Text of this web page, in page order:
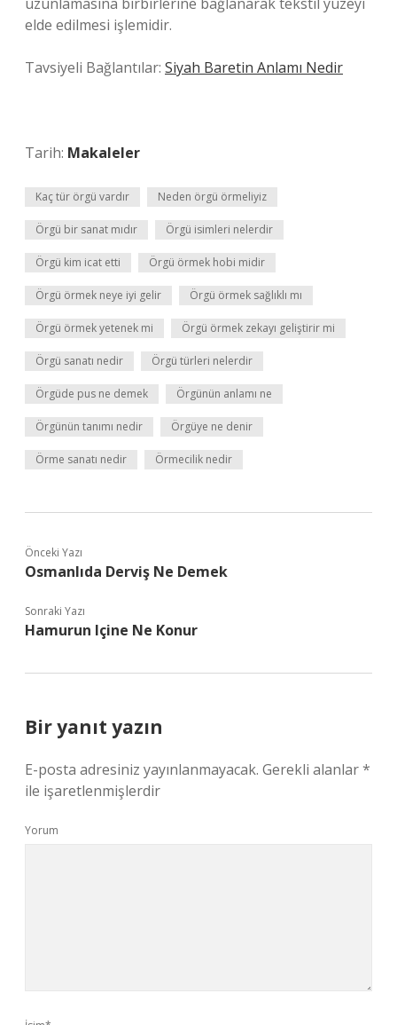
elde edilmesi işlemidir.
Tavsiyeli Bağlantılar: Siyah Baretin Anlamı Nedir
Tarih: Makaleler
Kaç tür örgü vardır Neden örgü örmeliyiz
Örgü bir sanat mıdır Örgü isimleri nelerdir
Örgü kim icat etti Örgü örmek hobi midir
Örgü örmek neye iyi gelir Örgü örmek sağlıklı mı
Örgü örmek yetenek mi Örgü örmek zekayı geliştirir mi
Örgü sanatı nedir Örgü türleri nelerdir
Örgüde pus ne demek Örgünün anlamı ne
Örgünün tanımı nedir Örgüye ne denir
Örme sanatı nedir Örmecilik nedir
Önceki Yazı
Osmanlıda Derviş Ne Demek
Sonraki Yazı
Hamurun Içine Ne Konur
Bir yanıt yazın
E-posta adresiniz yayınlanmayacak. Gerekli alanlar*
ile işaretlenmişlerdir
Yorum